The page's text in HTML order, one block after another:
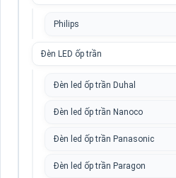
Philips
Đèn LED ốp trần
Đèn led ốp trần Duhal
Đèn led ốp trần Nanoco
Đèn led ốp trần Panasonic
Đèn led ốp trần Paragon